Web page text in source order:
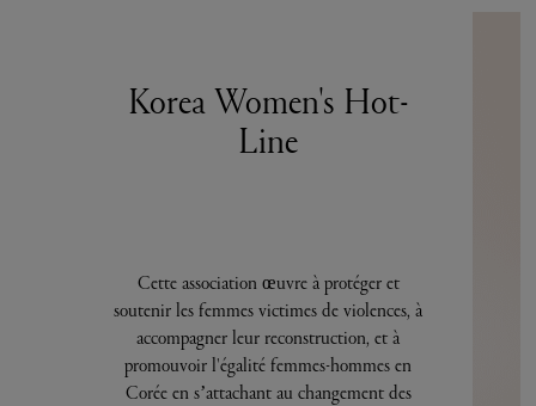
Korea Women's Hot-
Line
Cette association œuvre à protéger et
soutenir les femmes victimes de violences, à
accompagner leur reconstruction, et à
promouvoir l'égalité femmes-hommes en
Corée en s’attachant au changement des